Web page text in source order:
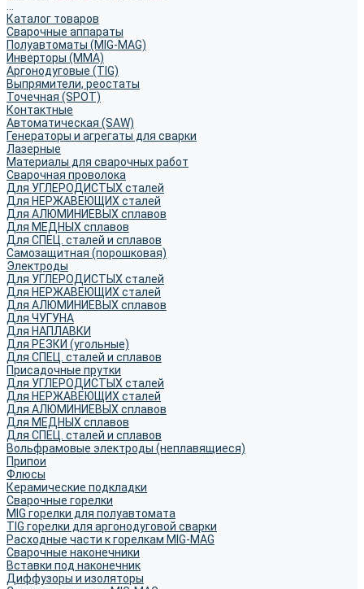
Каталог товаров
Сварочные аппараты
Полуавтоматы (MIG-MAG)
Инверторы (MMA)
Аргонодуговые (TIG)
Выпрямители, реостаты
Точечная (SPOT)
Контактные
Автоматическая (SAW)
Генераторы и агрегаты для сварки
Лазерные
Материалы для сварочных работ
Сварочная проволока
Для УГЛЕРОДИСТЫХ сталей
Для НЕРЖАВЕЮЩИХ сталей
Для АЛЮМИНИЕВЫХ сплавов
Для МЕДНЫХ сплавов
Для СПЕЦ. сталей и сплавов
Самозащитная (порошковая)
Электроды
Для УГЛЕРОДИСТЫХ сталей
Для НЕРЖАВЕЮЩИХ сталей
Для АЛЮМИНИЕВЫХ сплавов
Для ЧУГУНА
Для НАПЛАВКИ
Для РЕЗКИ (угольные)
Для СПЕЦ. сталей и сплавов
Присадочные прутки
Для УГЛЕРОДИСТЫХ сталей
Для НЕРЖАВЕЮЩИХ сталей
Для АЛЮМИНИЕВЫХ сплавов
Для МЕДНЫХ сплавов
Для СПЕЦ. сталей и сплавов
Вольфрамовые электроды (неплавящиеся)
Припои
Флюсы
Керамические подкладки
Сварочные горелки
MIG горелки для полуавтомата
TIG горелки для аргонодуговой сварки
Расходные части к горелкам MIG-MAG
Сварочные наконечники
Вставки под наконечник
Диффузоры и изоляторы